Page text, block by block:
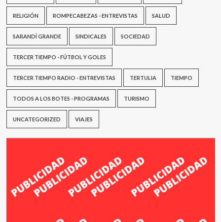
RELIGIÓN ROMPECABEZAS - ENTREVISTAS SALUD
SARANDÍ GRANDE SINDICALES SOCIEDAD
TERCER TIEMPO - FÚTBOL Y GOLES
TERCER TIEMPO RADIO - ENTREVISTAS TERTULIA TIEMPO
TODOS A LOS BOTES - PROGRAMAS TURISMO
UNCATEGORIZED VIAJES